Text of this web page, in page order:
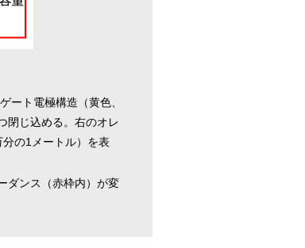
ート電極構造（黄色、
閉じ込める。右のオレ
の1メートル）を表
ダンス（赤枠内）が変